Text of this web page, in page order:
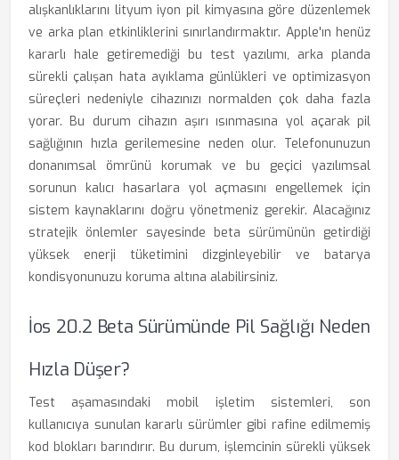
alışkanlıklarını lityum iyon pil kimyasına göre düzenlemek
ve arka plan etkinliklerini sınırlandırmaktır. Apple'ın henüz
kararlı hale getiremediği bu test yazılımı, arka planda
sürekli çalışan hata ayıklama günlükleri ve optimizasyon
süreçleri nedeniyle cihazınızı normalden çok daha fazla
yorar. Bu durum cihazın aşırı ısınmasına yol açarak pil
sağlığının hızla gerilemesine neden olur. Telefonunuzun
donanımsal ömrünü korumak ve bu geçici yazılımsal
sorunun kalıcı hasarlara yol açmasını engellemek için
sistem kaynaklarını doğru yönetmeniz gerekir. Alacağınız
stratejik önlemler sayesinde beta sürümünün getirdiği
yüksek enerji tüketimini dizginleyebilir ve batarya
kondisyonunuzu koruma altına alabilirsiniz.
İos 20.2 Beta Sürümünde Pil Sağlığı Neden
Hızla Düşer?
Test aşamasındaki mobil işletim sistemleri, son
kullanıcıya sunulan kararlı sürümler gibi rafine edilmemiş
kod blokları barındırır. Bu durum, işlemcinin sürekli yüksek